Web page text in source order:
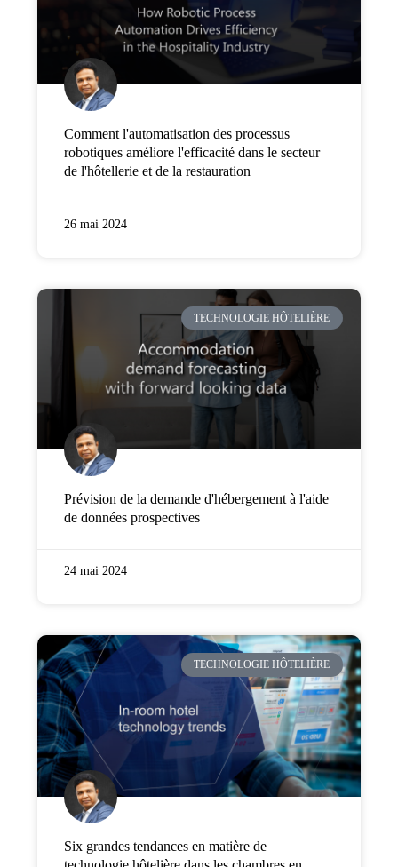
Comment l'automatisation des processus
robotiques améliore l'efficacité dans le secteur
de l'hôtellerie et de la restauration
26 mai 2024
TECHNOLOGIE HÔTELIÈRE
Prévision de la demande d'hébergement à l'aide
de données prospectives
24 mai 2024
TECHNOLOGIE HÔTELIÈRE
Six grandes tendances en matière de